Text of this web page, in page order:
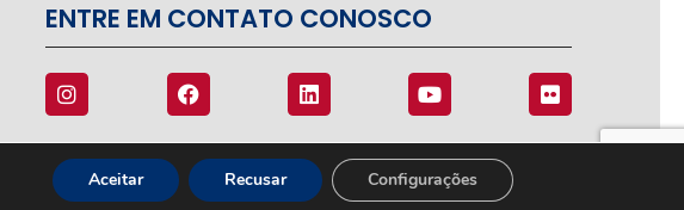
ENTRE EM CONTATO CONOSCO
Aceitar Recusar Configurações